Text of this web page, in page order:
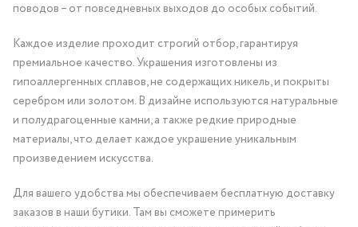
поводов – от повседневных выходов до особых событий.
Каждое изделие проходит строгий отбор, гарантируя
премиальное качество. Украшения изготовлены из
гипоаллергенных сплавов, не содержащих никель, и покрыты
серебром или золотом. В дизайне используются натуральные
и полудрагоценные камни, а также редкие природные
материалы, что делает каждое украшение уникальным
произведением искусства.
Для вашего удобства мы обеспечиваем бесплатную доставку
заказов в наши бутики. Там вы сможете примерить